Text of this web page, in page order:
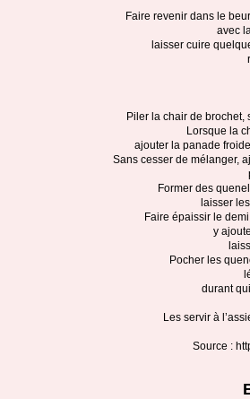
Faire revenir dans le
avec
laisser cuire
Piler la chair de brochet,
Lorsque la
ajouter la panade
Sans cesser de mélanger,
Former des
laisser
Faire épaissir le
y
Pocher les
durant
Les servir à
Source :